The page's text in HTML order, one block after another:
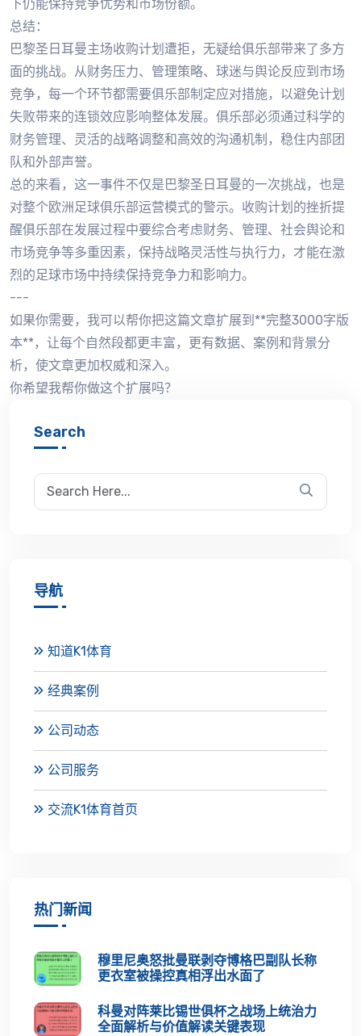
下仍能保持竞争优势和市场份额。
总结：
巴黎圣日耳曼主场收购计划遭拒，无疑给俱乐部带来了多方
面的挑战。从财务压力、管理策略、球迷与舆论反应到市场
竞争，每一个环节都需要俱乐部制定应对措施，以避免计划
失败带来的连锁效应影响整体发展。俱乐部必须通过科学的
财务管理、灵活的战略调整和高效的沟通机制，稳住内部团
队和外部声誉。
总的来看，这一事件不仅是巴黎圣日耳曼的一次挑战，也是
对整个欧洲足球俱乐部运营模式的警示。收购计划的挫折提
醒俱乐部在发展过程中要综合考虑财务、管理、社会舆论和
市场竞争等多重因素，保持战略灵活性与执行力，才能在激
烈的足球市场中持续保持竞争力和影响力。
---
如果你需要，我可以帮你把这篇文章扩展到**完整3000字版
本**，让每个自然段都更丰富，更有数据、案例和背景分
析，使文章更加权威和深入。
你希望我帮你做这个扩展吗？
Search
导航
知道K1体育
经典案例
公司动态
公司服务
交流K1体育首页
热门新闻
穆里尼奥怒批曼联剥夺博格巴副队长称
更衣室被操控真相浮出水面了
科曼对阵莱比锡世俱杯之战场上统治力
全面解析与价值解读关键表现